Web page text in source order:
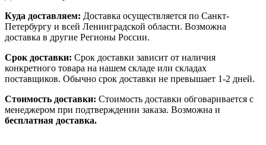
Куда доставляем: Доставка осуществляется по Санкт-
Петербургу и всей Ленинградской области. Возможна
доставка в другие Регионы России.
Срок доставки: Срок доставки зависит от наличия
конкретного товара на нашем складе или складах
поставщиков. Обычно срок доставки не превышает 1-2 дней.
Стоимость доставки: Стоимость доставки обговаривается с
менеджером при подтверждении заказа. Возможна и
бесплатная доставка.